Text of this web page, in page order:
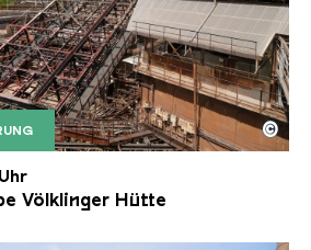
der Völklinger Hütte mit
Völklinger Hütte | Karl
©
Völklinger Hütte